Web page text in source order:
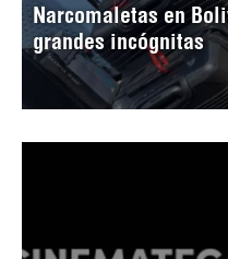
Narcomaletas en
grandes incógnitas